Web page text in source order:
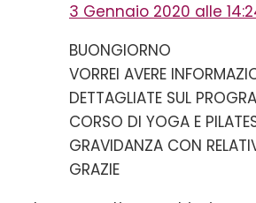
3 Gennaio 2020 alle
BUONGIORNO
VORREI AVERE
DETTAGLIATE SUL
CORSO DI YOGA E
GRAVIDANZA CON
GRAZIE